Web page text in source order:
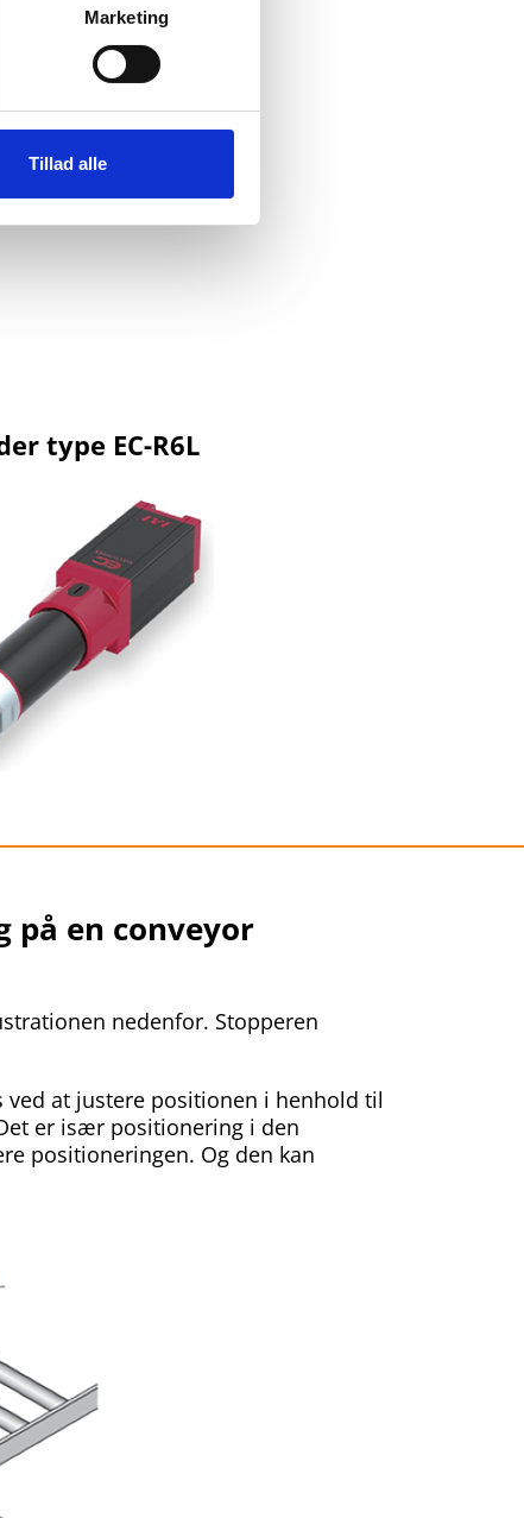
Marketing
Tillad alle
type EC-R6L
på en conveyor
nedenfor. Stopperen
at justere positionen i henhold til
er især positionering i den
positioneringen. Og den kan